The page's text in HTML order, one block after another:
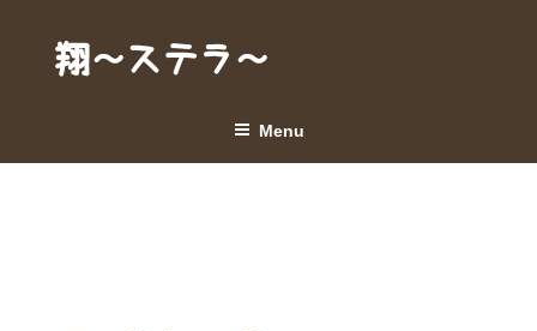
content翔～ステラ～
Menu